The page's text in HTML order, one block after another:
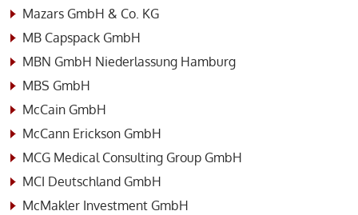
Mazars GmbH & Co. KG
MB Capspack GmbH
MBN GmbH Niederlassung Hamburg
MBS GmbH
McCain GmbH
McCann Erickson GmbH
MCG Medical Consulting Group GmbH
MCI Deutschland GmbH
McMakler Investment GmbH